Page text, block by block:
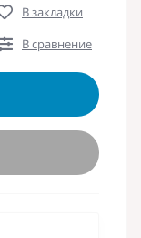
В закладки
В сравнение